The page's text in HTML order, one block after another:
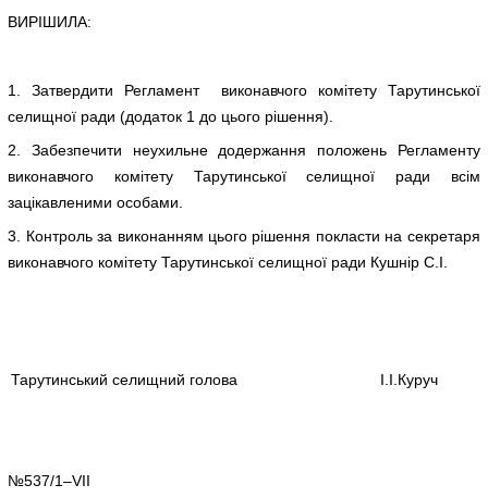
ВИРІШИЛА:
1. Затвердити Регламент виконавчого комітету Тарутинської
селищної ради (додаток 1 до цього рішення).
2. Забезпечити неухильне додержання положень Регламенту
виконавчого комітету Тарутинської селищної ради всім
зацікавленими особами.
3. Контроль за виконанням цього рішення покласти на секретаря
виконавчого комітету Тарутинської селищної ради Кушнір С.І.
Тарутинський селищний голова І.І.Куруч
№537/1–VII